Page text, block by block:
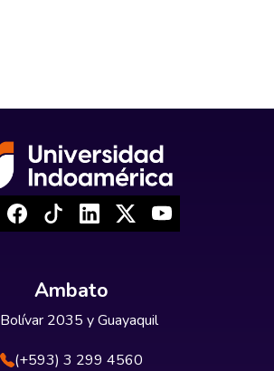
Ambato
Bolívar 2035 y Guayaquil
(+593) 3 299 4560